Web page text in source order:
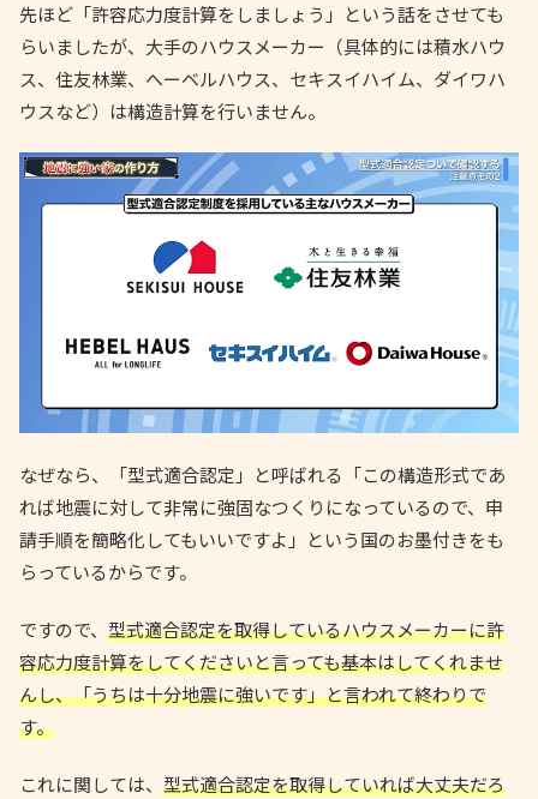
先ほど「許容応力度計算をしましょう」という話をさせても
らいましたが、大手のハウスメーカー（具体的には積水ハウ
ス、住友林業、へーベルハウス、セキスイハイム、ダイワハ
ウスなど）は構造計算を行いません。
なぜなら、「型式適合認定」と呼ばれる「この構造形式であ
れば地震に対して非常に強固なつくりになっているので、申
請手順を簡略化してもいいですよ」という国のお墨付きをも
らっているからです。
ですので、 型式適合認定を取得しているハウスメーカーに許
容応力度計算をしてくださいと言っても基本はしてくれませ
んし、「うちは十分地震に強いです」と言われて終わりで
す。
これに関しては、 型式適合認定を取得していれば大丈夫だろ